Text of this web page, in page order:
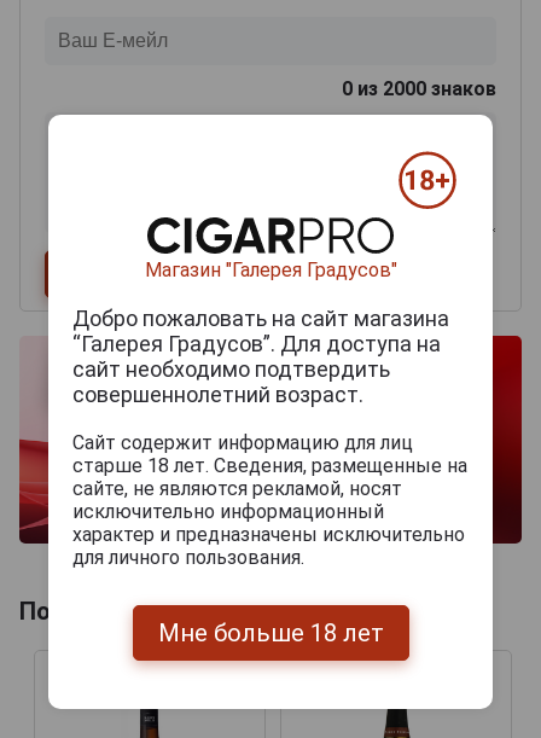
0 из 2000 знаков
Похожие Шампанские
Магазин "Галерея Градусов"
Добро пожаловать на сайт магазина
“Галерея Градусов”. Для доступа на
сайт необходимо подтвердить
совершеннолетний возраст.
Сайт содержит информацию для лиц
старше 18 лет. Сведения, размещенные на
сайте, не являются рекламой, носят
исключительно информационный
характер и предназначены исключительно
для личного пользования.
Мне больше 18 лет